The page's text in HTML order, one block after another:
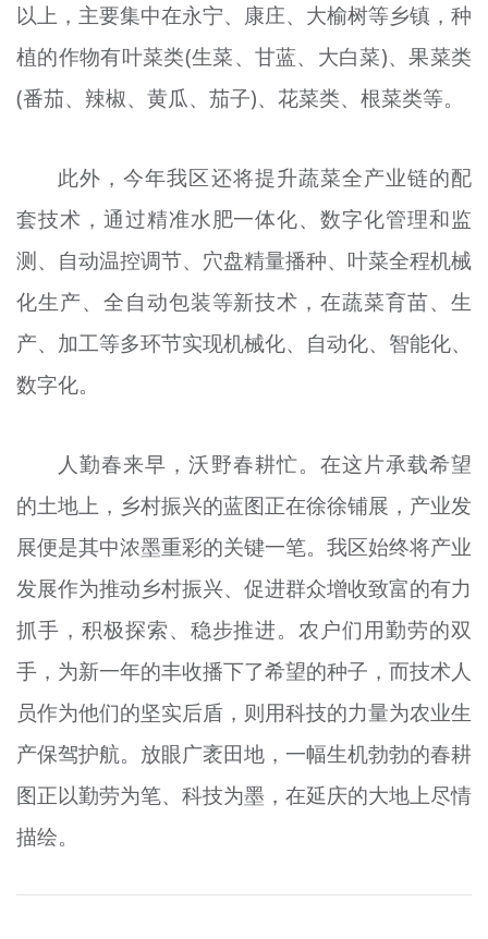
以上，主要集中在永宁、康庄、大榆树等乡镇，种
植的作物有叶菜类(生菜、甘蓝、大白菜)、果菜类
(番茄、辣椒、黄瓜、茄子)、花菜类、根菜类等。
此外，今年我区还将提升蔬菜全产业链的配
套技术，通过精准水肥一体化、数字化管理和监
测、自动温控调节、穴盘精量播种、叶菜全程机械
化生产、全自动包装等新技术，在蔬菜育苗、生
产、加工等多环节实现机械化、自动化、智能化、
数字化。
人勤春来早，沃野春耕忙。在这片承载希望
的土地上，乡村振兴的蓝图正在徐徐铺展，产业发
展便是其中浓墨重彩的关键一笔。我区始终将产业
发展作为推动乡村振兴、促进群众增收致富的有力
抓手，积极探索、稳步推进。农户们用勤劳的双
手，为新一年的丰收播下了希望的种子，而技术人
员作为他们的坚实后盾，则用科技的力量为农业生
产保驾护航。放眼广袤田地，一幅生机勃勃的春耕
图正以勤劳为笔、科技为墨，在延庆的大地上尽情
描绘。